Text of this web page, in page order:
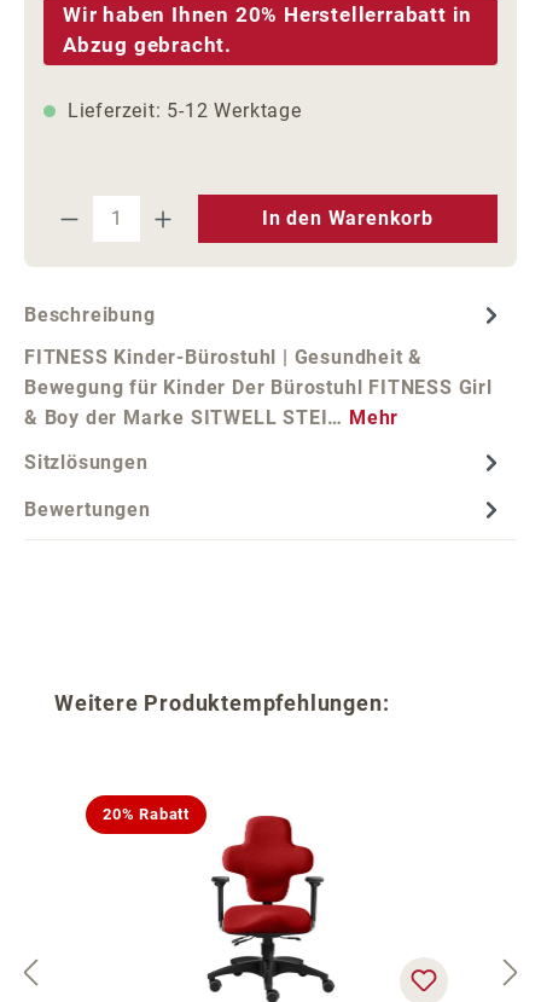
Wir haben Ihnen 20% Herstellerrabatt in
Abzug gebracht.
Lieferzeit: 5-12 Werktage
Produkt Anzahl: Gib den
In den Warenkorb
Beschreibung
FITNESS Kinder-Bürostuhl | Gesundheit &
Bewegung für Kinder Der Bürostuhl FITNESS Girl
& Boy der Marke SITWELL STEI… Mehr
Sitzlösungen
Bewertungen
Produktgalerie überspringen
Weitere Produktempfehlungen:
20% Rabatt